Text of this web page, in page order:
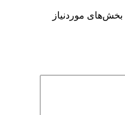
بخش‌های موردنیاز